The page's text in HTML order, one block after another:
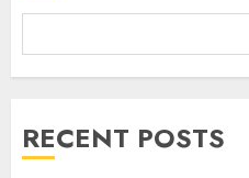
RECENT POSTS